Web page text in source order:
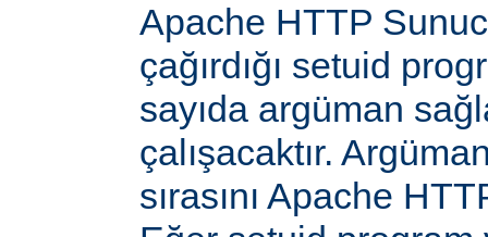
Apache HTTP
çağırdığı setuid
sayıda argüman
çalışacaktır.
sırasını Apache